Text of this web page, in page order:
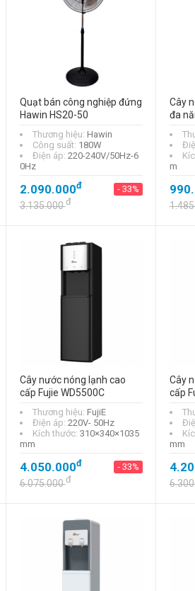
Quạt bán công nghiệp đứng
Hawin HS20-50
Thương hiệu: Hawin
Công suất: 180W
Điện áp: 220-240V/50Hz-6
0Hz
2.090.000đ - 33%
3.135.000đ
Cây
đa
m
Cây nước nóng lạnh cao
cấp Fujie WD5500C
Thương hiệu: FujiE
Điện áp: 220V- 50Hz
Kích thước: 310×340×1035
mm
4.050.000đ - 33%
6.075.000đ
Cây
cấp
mm